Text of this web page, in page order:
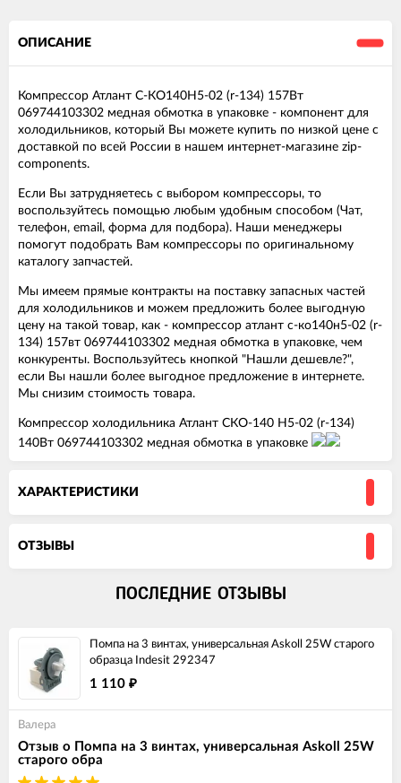
ОПИСАНИЕ
Компрессор Атлант С-КО140Н5-02 (r-134) 157Вт
069744103302 медная обмотка в упаковке - компонент для
холодильников, который Вы можете купить по низкой цене с
доставкой по всей России в нашем интернет-магазине zip-
components.
Если Вы затрудняетесь с выбором компрессоры, то
воспользуйтесь помощью любым удобным способом (Чат,
телефон, email, форма для подбора). Наши менеджеры
помогут подобрать Вам компрессоры по оригинальному
каталогу запчастей.
Мы имеем прямые контракты на поставку запасных частей
для холодильников и можем предложить более выгодную
цену на такой товар, как - компрессор атлант с-ко140н5-02 (r-
134) 157вт 069744103302 медная обмотка в упаковке, чем
конкуренты. Воспользуйтесь кнопкой "Нашли дешевле?",
если Вы нашли более выгодное предложение в интернете.
Мы снизим стоимость товара.
Компрессор холодильника Атлант СКО-140 Н5-02 (r-134)
140Вт 069744103302 медная обмотка в упаковке
ХАРАКТЕРИСТИКИ
ОТЗЫВЫ
ПОСЛЕДНИЕ ОТЗЫВЫ
Помпа на 3 винтах, универсальная Askoll 25W старого
образца Indesit 292347
1 110 ₽
Валера
Отзыв о Помпа на 3 винтах, универсальная Askoll 25W
старого обра